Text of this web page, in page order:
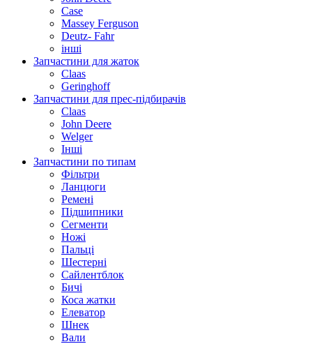
Case
Massey Ferguson
Deutz- Fahr
інші
Запчастини для жаток
Claas
Geringhoff
Запчастини для прес-підбирачів
Claas
John Deere
Welger
Інші
Запчастини по типам
Фільтри
Ланцюги
Ремені
Підшипники
Сегменти
Ножі
Пальці
Шестерні
Сайлентблок
Бичі
Коса жатки
Елеватор
Шнек
Вали